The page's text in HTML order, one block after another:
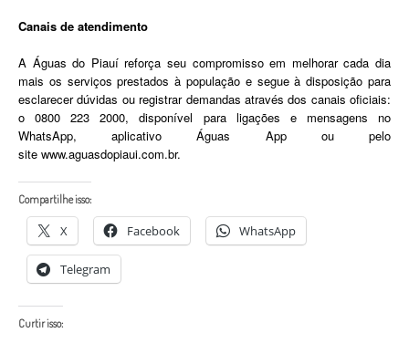
Canais de atendimento
A Águas do Piauí reforça seu compromisso em melhorar cada dia
mais os serviços prestados à população e segue à disposição para
esclarecer dúvidas ou registrar demandas através dos canais oficiais:
o 0800 223 2000, disponível para ligações e mensagens no
WhatsApp, aplicativo Águas App ou pelo
site www.aguasdopiaui.com.br.
Compartilhe isso:
X Facebook WhatsApp
Telegram
Curtir isso: